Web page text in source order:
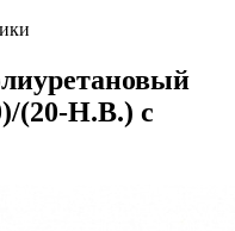
(20-Н.В.) с